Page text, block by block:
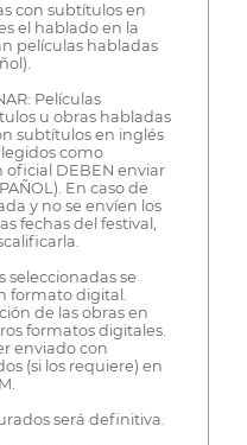
con subtítulos en
el hablado en la
películas habladas
Películas
u obras habladas
subtítulos en inglés
como
oficial DEBEN enviar
En caso de
y no se envíen los
fechas del festival,
seleccionadas se
formato digital.
de las obras en
formatos digitales.
enviado con
(si los requiere) en
será definitiva.